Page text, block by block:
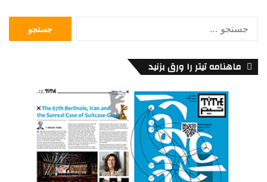
ماهنامه تیتر را ورق بزنید